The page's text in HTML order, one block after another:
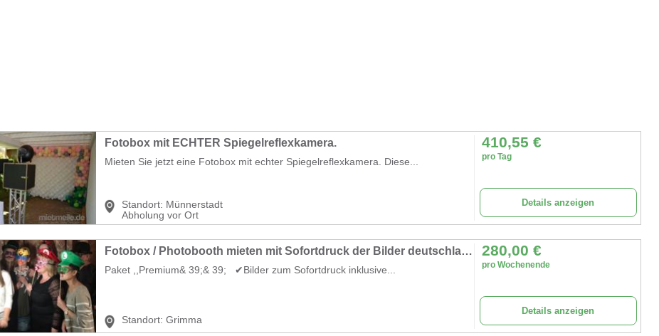
Fotobox mit ECHTER Spiegelreflexkamera.
Mieten Sie jetzt eine Fotobox mit echter Spiegelreflexkamera. Diese...
Standort: Münnerstadt
Abholung vor Ort
410,55 €
pro Tag
Details anzeigen
Fotobox / Photobooth mieten mit Sofortdruck der Bilder deutschlandweiter Versand
Paket ,,Premium& 39;& 39; ✔Bilder zum Sofortdruck inklusive...
Standort: Grimma
280,00 €
pro Wochenende
Details anzeigen